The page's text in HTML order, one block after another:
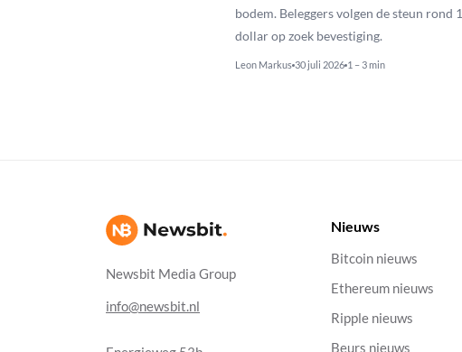
bodem. Beleggers volgen de steun rond 1
dollar op zoek bevestiging.
Leon Markus 30 juli 2026 1 – 3 min
Newsbit Media Group
info@newsbit.nl
Nieuws
Bitcoin nieuws
Ethereum nieuws
Ripple nieuws
Beurs nieuws